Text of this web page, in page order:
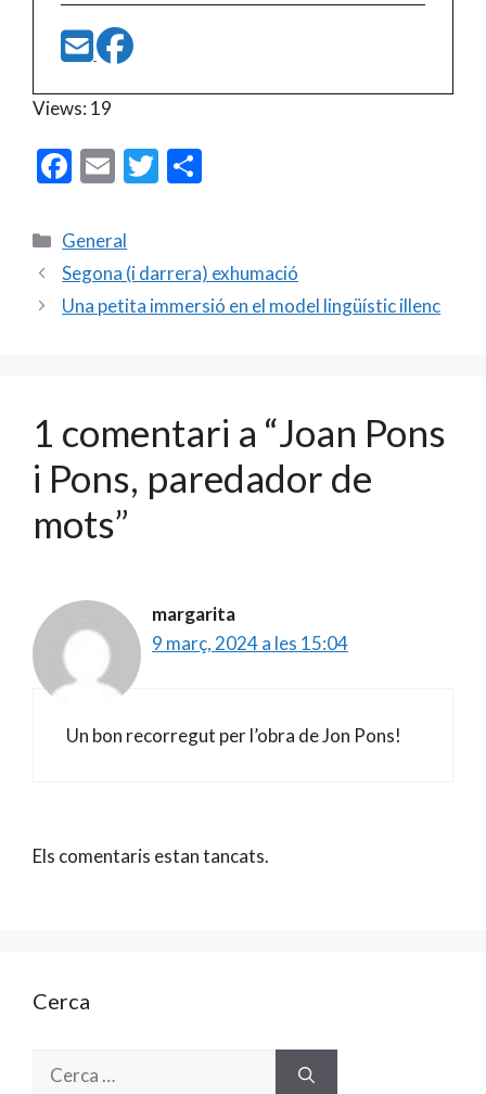
Views: 19
F
e
b
o
E
ai
l
T
er p
ar
Categories
General
Segona (i darrera) exhumació
Una petita immersió en el model lingüístic illenc
1 comentari a “Joan Pons
i Pons, paredador de
mots”
margarita
9 març, 2024 a les 15:04
Un bon recorregut per l’obra de Jon Pons!
Els comentaris estan tancats.
Cerca